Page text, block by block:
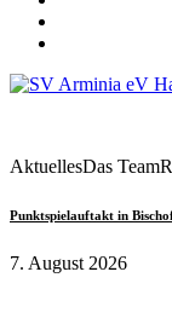
AktuellesDas Team
Punktspielauftakt in
7. August 2026